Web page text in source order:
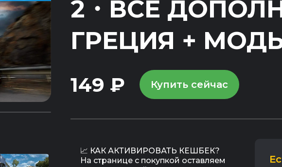
2・ВСЕ
ГРЕЦИЯ +
149 ₽ Купить сейчас
📈 КАК АКТИВИРОВАТЬ КЕШБЕК?
На странице с покупкой оставляем